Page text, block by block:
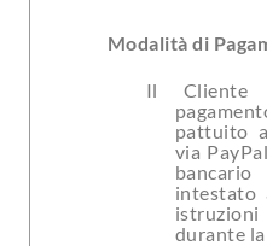
Modalità di
Il Cliente dovrà provvedere al
pattuito
via
intestato
durante